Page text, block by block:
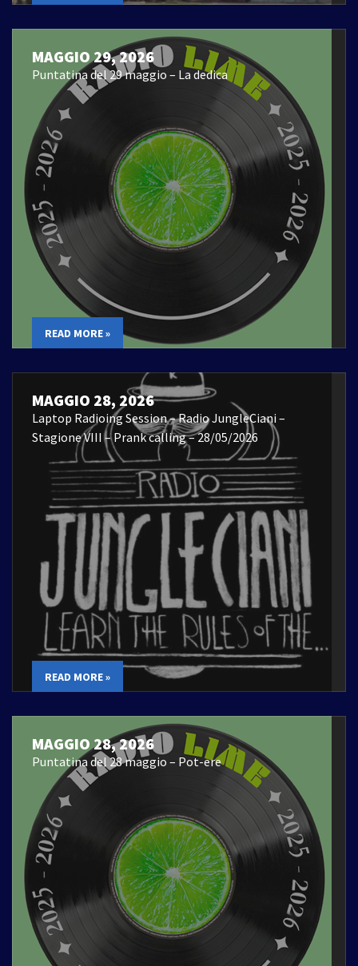
MAGGIO 29, 2026
Puntatina del 29 maggio – La dedica
READ MORE »
MAGGIO 28, 2026
Laptop Radioing Session – Radio JungleCiani –
Stagione VIII – Prank calling – 28/05/2026
READ MORE »
MAGGIO 28, 2026
Puntatina del 28 maggio – Pot-ere